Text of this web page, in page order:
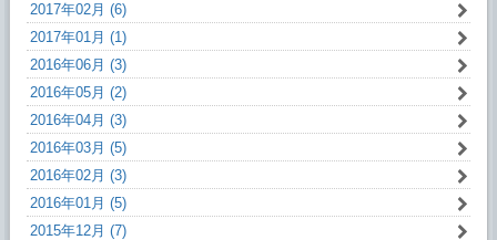
2017年02月 (6)
2017年01月 (1)
2016年06月 (3)
2016年05月 (2)
2016年04月 (3)
2016年03月 (5)
2016年02月 (3)
2016年01月 (5)
2015年12月 (7)